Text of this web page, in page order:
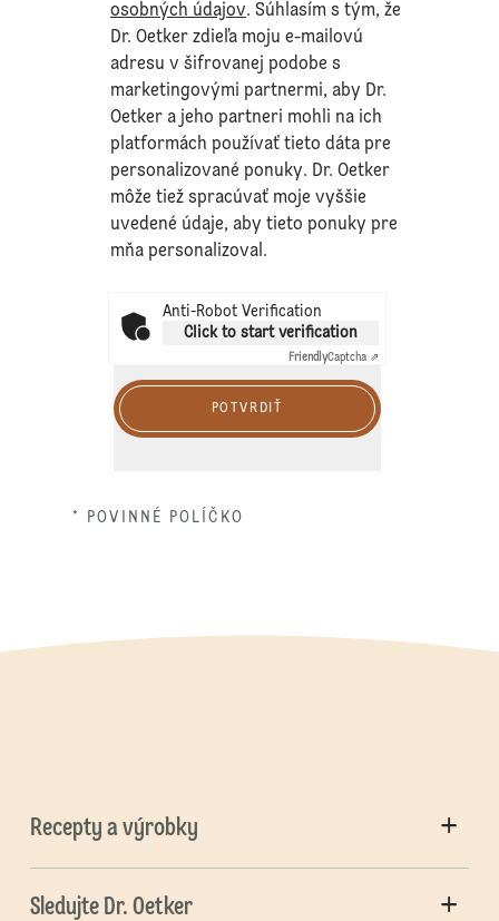
osobných údajov. Súhlasím s tým, že
Dr. Oetker zdieľa moju e-mailovú
adresu v šifrovanej podobe s
marketingovými partnermi, aby Dr.
Oetker a jeho partneri mohli na ich
platformách používať tieto dáta pre
personalizované ponuky. Dr. Oetker
môže tiež spracúvať moje vyššie
uvedené údaje, aby tieto ponuky pre
mňa personalizoval.
Anti-Robot Verification
Click to start verification
FriendlyCaptcha ⇗
POTVRDIŤ
* POVINNÉ POLÍČKO
Recepty a výrobky
Sledujte Dr. Oetker